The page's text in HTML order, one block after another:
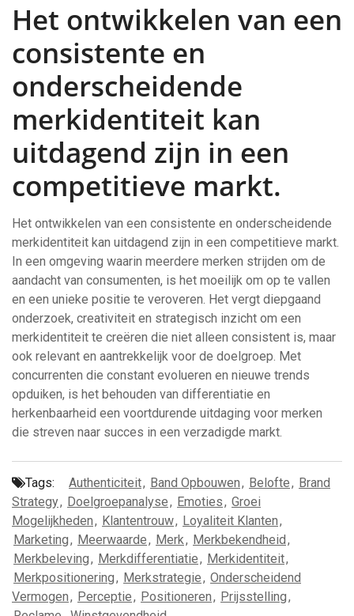
Het ontwikkelen van een
consistente en
onderscheidende
merkidentiteit kan
uitdagend zijn in een
competitieve markt.
Het ontwikkelen van een consistente en onderscheidende
merkidentiteit kan uitdagend zijn in een competitieve markt.
In een omgeving waarin meerdere merken strijden om de
aandacht van consumenten, is het moeilijk om op te vallen
en een unieke positie te veroveren. Het vergt diepgaand
onderzoek, creativiteit en strategisch inzicht om een
merkidentiteit te creëren die niet alleen consistent is, maar
ook relevant en aantrekkelijk voor de doelgroep. Met
concurrenten die constant evolueren en nieuwe trends
opduiken, is het behouden van differentiatie en
herkenbaarheid een voortdurende uitdaging voor merken
die streven naar succes in een verzadigde markt.
Tags: Authenticiteit, Band Opbouwen, Belofte, Brand
Strategy, Doelgroepanalyse, Emoties, Groei
Mogelijkheden, Klantentrouw, Loyaliteit Klanten,
Marketing, Meerwaarde, Merk, Merkbekendheid,
Merkbeleving, Merkdifferentiatie, Merkidentiteit,
Merkpositionering, Merkstrategie, Onderscheidend
Vermogen, Perceptie, Positioneren, Prijsstelling,